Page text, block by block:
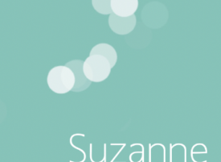
les lunettes de
pas l’eau. Elle ne
de ses
adorent la piscine. Mais,
copine perd sa
de lunettes «…